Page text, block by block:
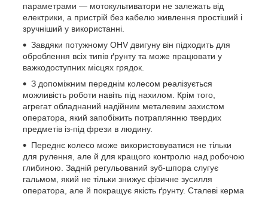
параметрами — мотокультиватори не залежать від
електрики, а пристрій без кабелю живлення простіший і
зручніший у використанні.
Завдяки потужному OHV двигуну він підходить для
оброблення всіх типів ґрунту та може працювати у
важкодоступних місцях грядок.
З допоміжним переднім колесом реалізується
можливість роботи навіть під нахилом. Крім того,
агрегат обладнаний надійним металевим захистом
оператора, який запобіжить потраплянню твердих
предметів із-під фрези в людину.
Переднє колесо може використовуватися не тільки
для рулення, але й для кращого контролю над робочою
глибиною. Задній регульований зуб-шпора слугує
гальмом, який не тільки знижує фізичне зусилля
оператора, але й покращує якість ґрунту. Сталеві керма